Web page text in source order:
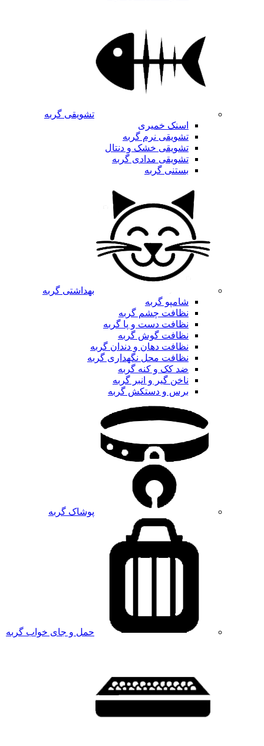
تشویقی گربه
اسنک خمیری
تشویقی نرم گربه
تشویقی خشک و دنتال
تشویقی مدادی گربه
بستنی گربه
بهداشتی گربه
شامپو گربه
نظافت چشم گربه
نظافت دست و پا گربه
نظافت گوش گربه
نظافت دهان و دندان گربه
نظافت محل نگهداری گربه
ضد کک و کنه گربه
ناخن گیر و انبر گربه
برس و دستکش گربه
پوشاک گربه
حمل و جای خواب گربه